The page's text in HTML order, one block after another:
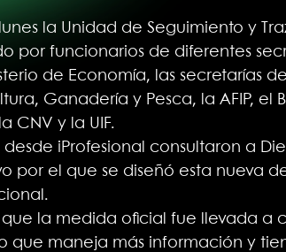
la Unidad de Seguimiento y
por funcionarios de diferentes
de Economía, las secretarías
Ganadería y Pesca, la AFIP,
CNV y la UIF.
iProfesional consultaron a
por el que se diseñó esta nueva
la medida oficial fue llevada a
que maneja más información y